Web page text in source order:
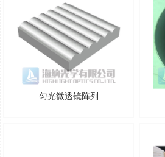
匀光微透镜阵列